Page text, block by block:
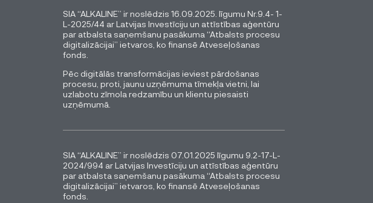
SIA “ALKALINE” ir noslēdzis 16.09.2025. līgumu Nr.9.4- 1-
L-2025/44 ar Latvijas Investīciju un attīstības aģentūru
par atbalsta saņemšanu pasākuma “Atbalsts procesu
digitalizācijai” ietvaros, ko finansē Atveseļošanas
fonds.
Pēc digitālās transformācijas ieviest pārdošanas
procesu, proti, jaunu uzņēmuma tīmekļa vietni, lai
uzlabotu zīmola redzamību un klientu piesaisti
uzņēmumā.
SIA “ALKALINE” ir noslēdzis 07.01.2025 līgumu 9.2-17-L-
2024/994 ar Latvijas Investīciju un attīstības aģentūru
par atbalsta saņemšanu pasākuma “Atbalsts procesu
digitalizācijai” ietvaros, ko finansē Atveseļošanas
fonds.